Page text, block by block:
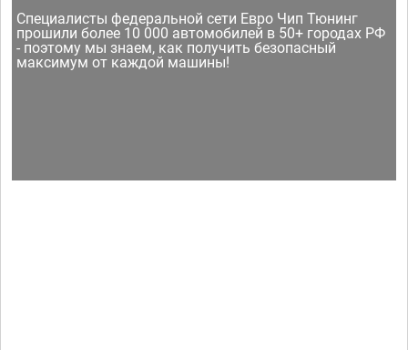
Специалисты федеральной сети Евро Чип Тюнинг
прошили более 10 000 автомобилей в 50+ городах РФ
- поэтому мы знаем, как получить безопасный
максимум от каждой машины!